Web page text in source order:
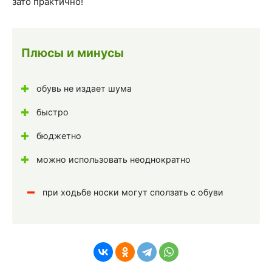
Плюсы и минусы
обувь не издает шума
быстро
бюджетно
можно использовать неоднократно
при ходьбе носки могут сползать с обуви